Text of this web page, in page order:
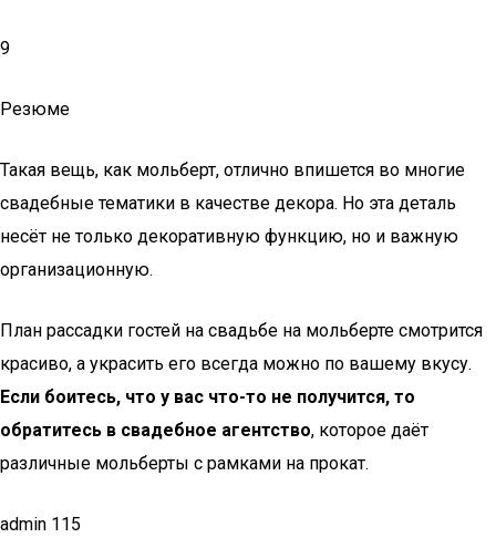
9
Резюме
Такая вещь, как мольберт, отлично впишется во многие
свадебные тематики в качестве декора. Но эта деталь
несёт не только декоративную функцию, но и важную
организационную.
План рассадки гостей на свадьбе на мольберте смотрится
красиво, а украсить его всегда можно по вашему вкусу.
Если боитесь, что у вас что-то не получится, то
обратитесь в свадебное агентство, которое даёт
различные мольберты с рамками на прокат.
admin 115